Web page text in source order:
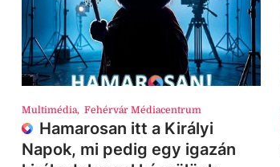
Multimédia, Fehérvár Médiacentrum
Hamarosan itt a Királyi
Napok, mi pedig egy igazán